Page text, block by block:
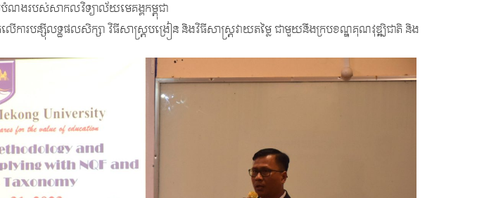
ណងរបស់សាកលវិទ្យាល័យមេគង្គកម្ពុជា
លើការបន្ស៊ីលទ្ធផលសិក្សា វិធីសាស្រ្តបង្រៀន និងវិធីសាស្រ្តវាយតម្លៃ ជាមួយនឹងក្របខណ្ឌគុណវុឌ្ឍិជាតិ និង